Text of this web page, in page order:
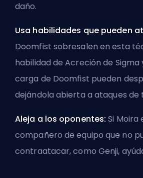
daño.
Usa habilidades que pueden
Doomfist sobresalen en esta
habilidad de Acreción de Sigma
carga de Doomfist pueden
dejándola abierta a ataques de
Aleja a los oponentes:Si Moira
compañero de equipo que no
contraatacar, como Genji,